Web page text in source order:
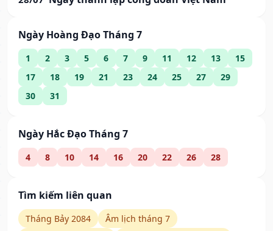
Ngày Hoàng Đạo Tháng 7
1 2 3 5 6 7 9 11 12 13
15
17
18 19 21 23 24 25 27
29
30
31
Ngày Hắc Đạo Tháng 7
4 8 10 14 16 20 22 26 28
Tìm kiếm liên quan
Tháng Bảy 2084
Âm lịch tháng 7